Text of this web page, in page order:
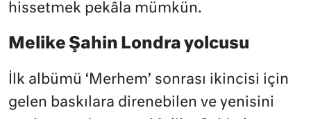
hissetmek pekâla mümkün.
Melike Şahin Londra yolcusu
İlk albümü ‘Merhem’ sonrası ikincisi için
gelen baskılara direnebilen ve yenisini